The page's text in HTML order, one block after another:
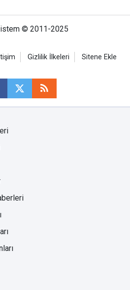
© 2011-2025
Gizlilik İlkeleri Sitene Ekle